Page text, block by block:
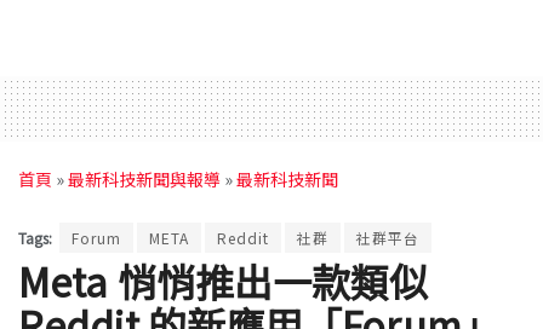
首頁 »最新科技新聞與報導 »最新科技新聞
Tags: Forum META Reddit 社群 社群平台
Meta 悄悄推出一款類似